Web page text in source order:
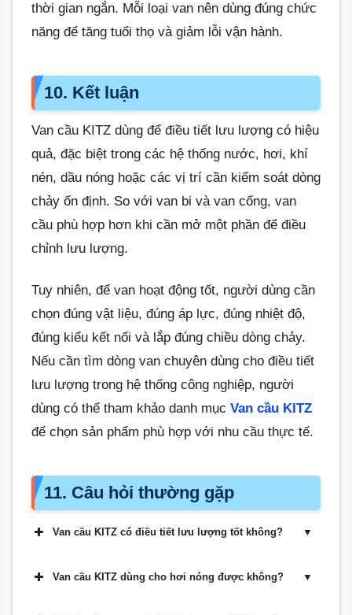
thời gian ngắn. Mỗi loại van nên dùng đúng chức
năng để tăng tuổi thọ và giảm lỗi vận hành.
10. Kết luận
Van cầu KITZ dùng để điều tiết lưu lượng có hiệu
quả, đặc biệt trong các hệ thống nước, hơi, khí
nén, dầu nóng hoặc các vị trí cần kiểm soát dòng
chảy ổn định. So với van bi và van cổng, van
cầu phù hợp hơn khi cần mở một phần để điều
chỉnh lưu lượng.
Tuy nhiên, để van hoạt động tốt, người dùng cần
chọn đúng vật liệu, đúng áp lực, đúng nhiệt độ,
đúng kiểu kết nối và lắp đúng chiều dòng chảy.
Nếu cần tìm dòng van chuyên dùng cho điều tiết
lưu lượng trong hệ thống công nghiệp, người
dùng có thể tham khảo danh mục Van cầu KITZ
để chọn sản phẩm phù hợp với nhu cầu thực tế.
11. Câu hỏi thường gặp
Van cầu KITZ có điều tiết lưu lượng tốt không?
Van cầu KITZ dùng cho hơi nóng được không?